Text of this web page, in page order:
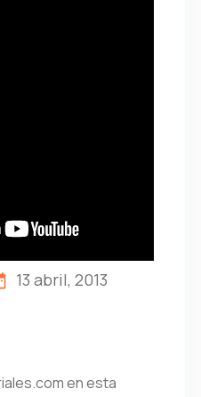
13 abril, 2013
en esta